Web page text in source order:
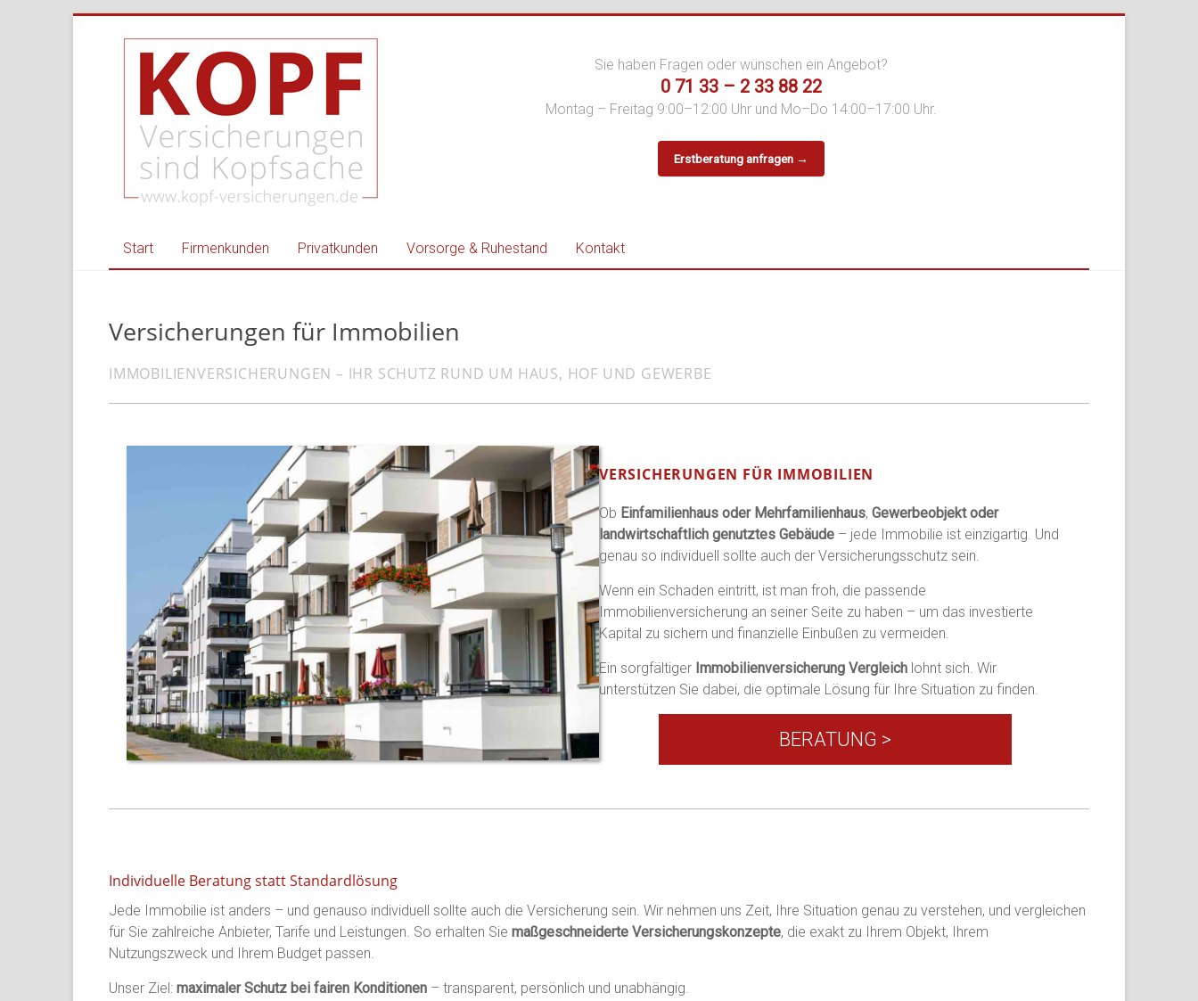
Kopf
Versicherungen
Ihr
Versicherungsmakler
Privat
Gewerbe
Nordheim,
Sie haben Fragen oder wünschen ein Angebot?
0 71 33 – 2 33 88 22
Montag – Freitag 9:00–12:00 Uhr und Mo–Do 14:00–17:00 Uhr.
Erstberatung anfragen →
Start Firmenkunden Privatkunden Vorsorge & Ruhestand Kontakt
Versicherungen für Immobilien
IMMOBILIENVERSICHERUNGEN – IHR SCHUTZ RUND UM HAUS, HOF UND GEWERBE
VERSICHERUNGEN FÜR IMMOBILIEN
Ob Einfamilienhaus oder Mehrfamilienhaus, Gewerbeobjekt oder
landwirtschaftlich genutztes Gebäude – jede Immobilie ist einzigartig. Und
genau so individuell sollte auch der Versicherungsschutz sein.
Wenn ein Schaden eintritt, ist man froh, die passende
Immobilienversicherung an seiner Seite zu haben – um das investierte
Kapital zu sichern und finanzielle Einbußen zu vermeiden.
Ein sorgfältiger Immobilienversicherung Vergleich lohnt sich. Wir
unterstützen Sie dabei, die optimale Lösung für Ihre Situation zu finden.
BERATUNG >
Individuelle Beratung statt Standardlösung
Jede Immobilie ist anders – und genauso individuell sollte auch die Versicherung sein. Wir nehmen uns Zeit, Ihre Situation genau zu verstehen, und vergleichen
für Sie zahlreiche Anbieter, Tarife und Leistungen. So erhalten Sie maßgeschneiderte Versicherungskonzepte, die exakt zu Ihrem Objekt, Ihrem
Nutzungszweck und Ihrem Budget passen.
Unser Ziel: maximaler Schutz bei fairen Konditionen – transparent, persönlich und unabhängig.